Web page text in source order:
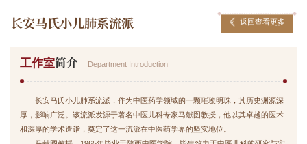
长安马氏小儿肺系流派 返回查看更多
工作室简介 Department Introduction
长安马氏小儿肺系流派，作为中医药学领域的一颗璀璨明珠，其历史渊源深
厚，影响广泛。该流派发源于著名中医儿科专家马献图教授，他以其卓越的医术
和深厚的学术造诣，奠定了这一流派在中医药学界的坚实地位。